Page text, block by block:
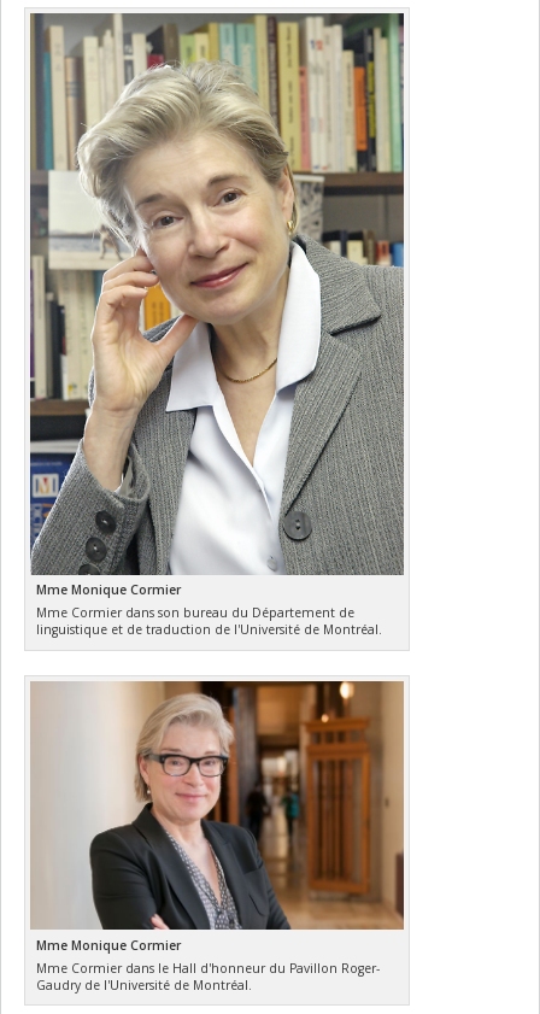
Mme Monique Cormier
Mme Cormier dans son bureau du Département de
linguistique et de traduction de l'Université de Montréal.
Mme Monique Cormier
Mme Cormier dans le Hall d'honneur du Pavillon Roger-
Gaudry de l'Université de Montréal.